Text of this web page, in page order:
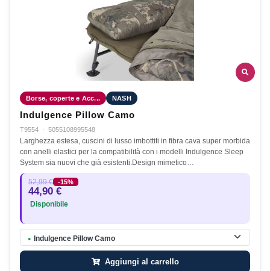
Borse, coperte e Acc... NASH
Indulgence Pillow Camo
T9554 · 5055108995548
Larghezza estesa, cuscini di lusso imbottiti in fibra cava super morbida
con anelli elastici per la compatibilità con i modelli Indulgence Sleep
System sia nuovi che già esistenti.Design mimetico…
52,99 € -15%
44,90 €
Disponibile
● Indulgence Pillow Camo
Aggiungi al carrello